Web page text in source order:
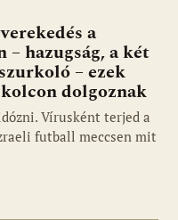
a
hazugság, a két
– ezek
dolgoznak
Vírusként terjed a
futball meccsen mit